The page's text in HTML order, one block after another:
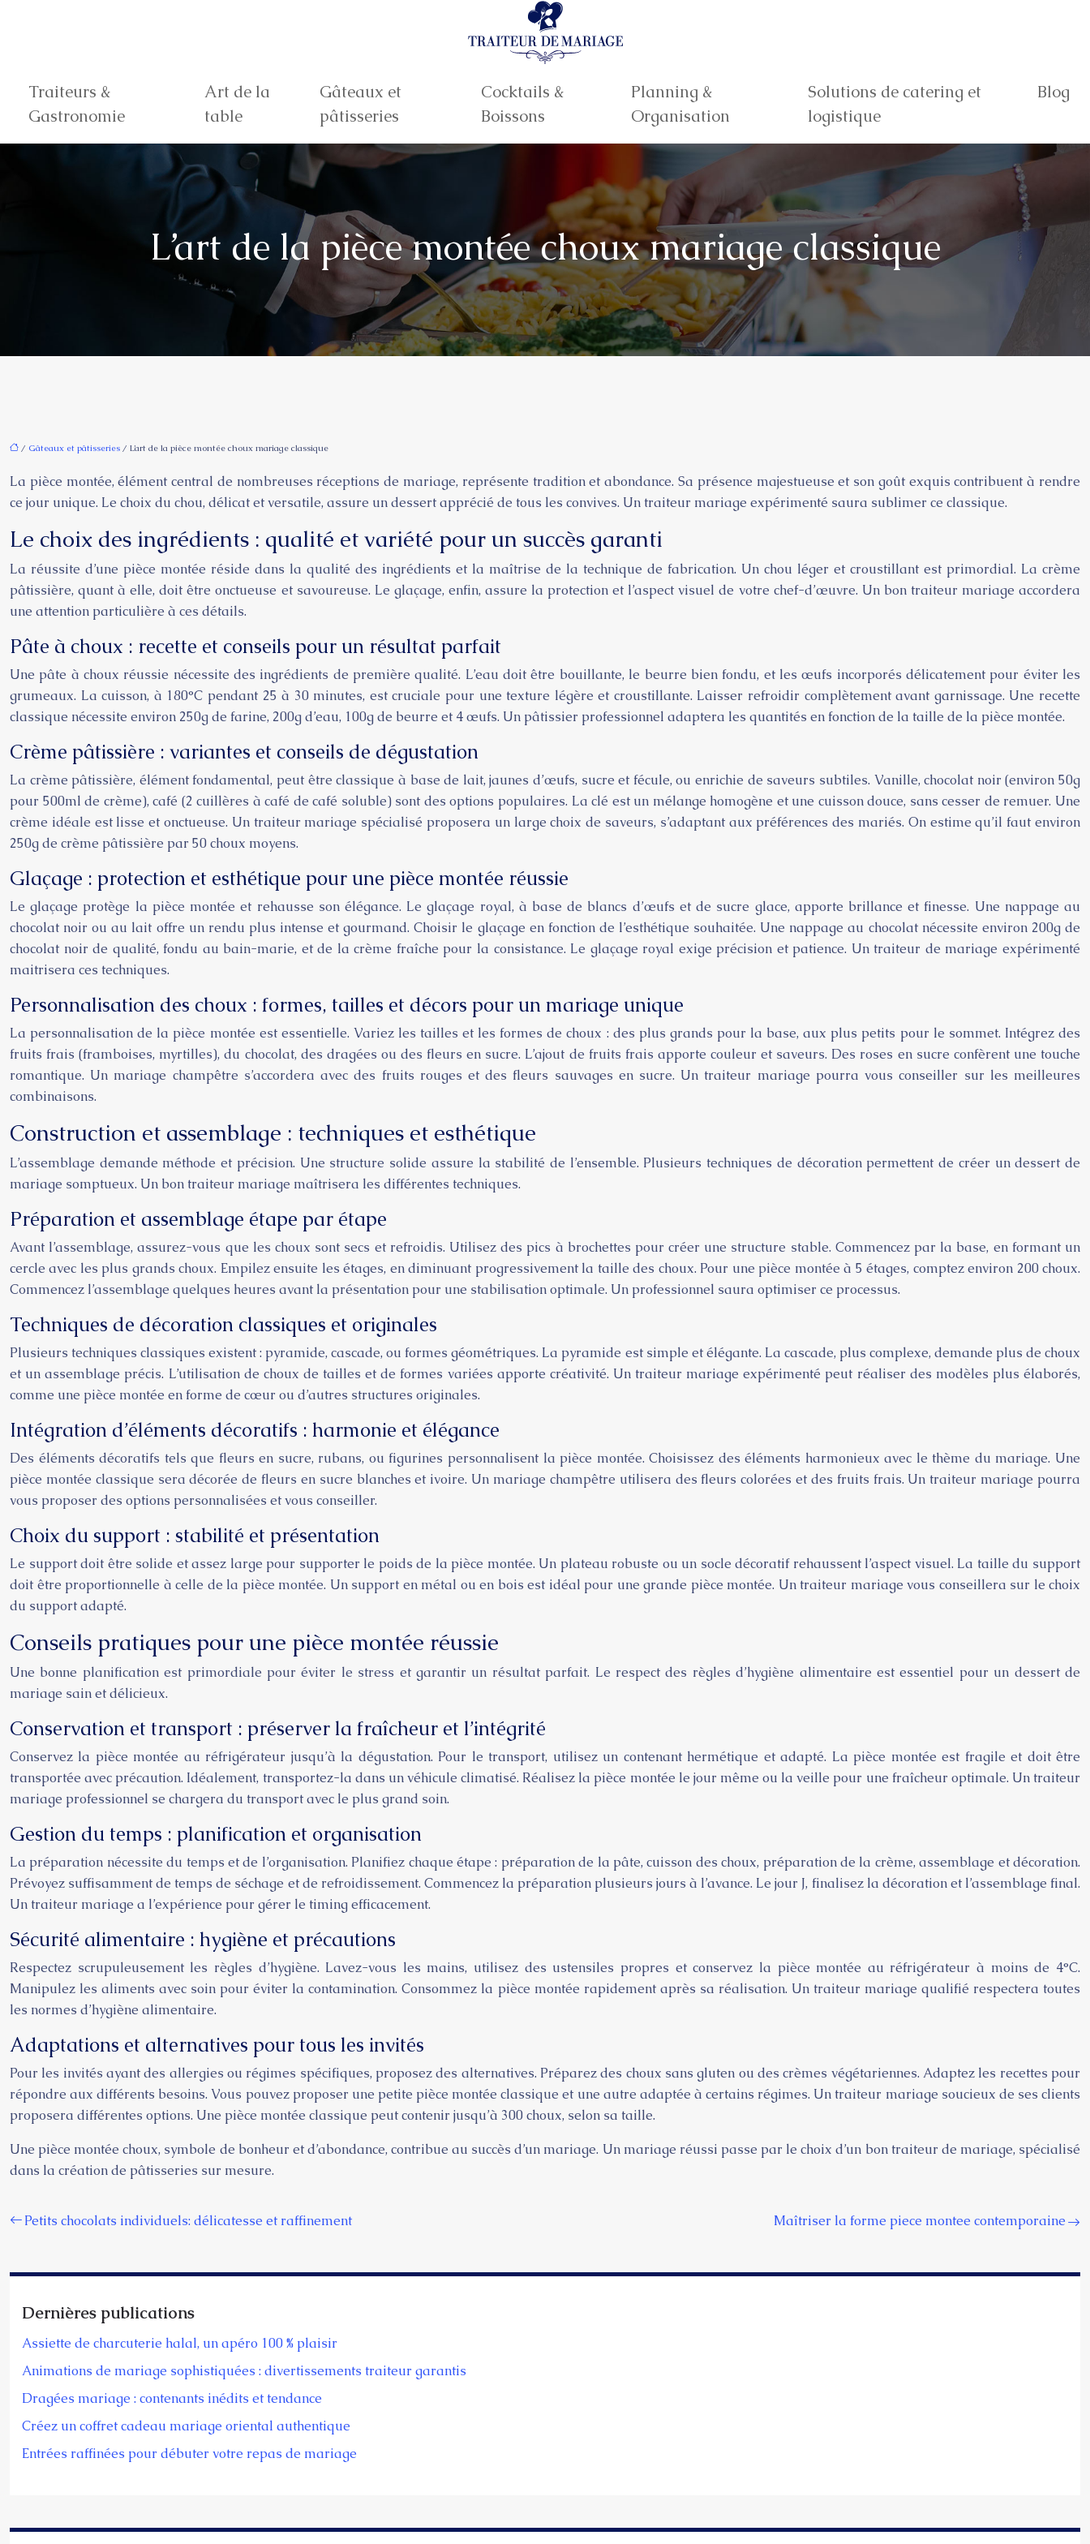
Traiteurs &
Gastronomie
Art de la
table
Gâteaux et
pâtisseries
Cocktails &
Boissons
Planning &
Organisation
Solutions de catering et
logistique
Blog
L’art de la pièce montée choux mariage classique
/ Gâteaux et pâtisseries / L’art de la pièce montée choux mariage classique
La pièce montée, élément central de nombreuses réceptions de mariage, représente tradition et abondance. Sa présence majestueuse et son goût exquis contribuent à rendre
ce jour unique. Le choix du chou, délicat et versatile, assure un dessert apprécié de tous les convives. Un traiteur mariage expérimenté saura sublimer ce classique.
Le choix des ingrédients : qualité et variété pour un succès garanti
La réussite d’une pièce montée réside dans la qualité des ingrédients et la maîtrise de la technique de fabrication. Un chou léger et croustillant est primordial. La crème
pâtissière, quant à elle, doit être onctueuse et savoureuse. Le glaçage, enfin, assure la protection et l’aspect visuel de votre chef-d’œuvre. Un bon traiteur mariage accordera
une attention particulière à ces détails.
Pâte à choux : recette et conseils pour un résultat parfait
Une pâte à choux réussie nécessite des ingrédients de première qualité. L’eau doit être bouillante, le beurre bien fondu, et les œufs incorporés délicatement pour éviter les
grumeaux. La cuisson, à 180°C pendant 25 à 30 minutes, est cruciale pour une texture légère et croustillante. Laisser refroidir complètement avant garnissage. Une recette
classique nécessite environ 250g de farine, 200g d’eau, 100g de beurre et 4 œufs. Un pâtissier professionnel adaptera les quantités en fonction de la taille de la pièce montée.
Crème pâtissière : variantes et conseils de dégustation
La crème pâtissière, élément fondamental, peut être classique à base de lait, jaunes d’œufs, sucre et fécule, ou enrichie de saveurs subtiles. Vanille, chocolat noir (environ 50g
pour 500ml de crème), café (2 cuillères à café de café soluble) sont des options populaires. La clé est un mélange homogène et une cuisson douce, sans cesser de remuer. Une
crème idéale est lisse et onctueuse. Un traiteur mariage spécialisé proposera un large choix de saveurs, s’adaptant aux préférences des mariés. On estime qu’il faut environ
250g de crème pâtissière par 50 choux moyens.
Glaçage : protection et esthétique pour une pièce montée réussie
Le glaçage protège la pièce montée et rehausse son élégance. Le glaçage royal, à base de blancs d’œufs et de sucre glace, apporte brillance et finesse. Une nappage au
chocolat noir ou au lait offre un rendu plus intense et gourmand. Choisir le glaçage en fonction de l’esthétique souhaitée. Une nappage au chocolat nécessite environ 200g de
chocolat noir de qualité, fondu au bain-marie, et de la crème fraîche pour la consistance. Le glaçage royal exige précision et patience. Un traiteur de mariage expérimenté
maitrisera ces techniques.
Personnalisation des choux : formes, tailles et décors pour un mariage unique
La personnalisation de la pièce montée est essentielle. Variez les tailles et les formes de choux : des plus grands pour la base, aux plus petits pour le sommet. Intégrez des
fruits frais (framboises, myrtilles), du chocolat, des dragées ou des fleurs en sucre. L’ajout de fruits frais apporte couleur et saveurs. Des roses en sucre confèrent une touche
romantique. Un mariage champêtre s’accordera avec des fruits rouges et des fleurs sauvages en sucre. Un traiteur mariage pourra vous conseiller sur les meilleures
combinaisons.
Construction et assemblage : techniques et esthétique
L’assemblage demande méthode et précision. Une structure solide assure la stabilité de l’ensemble. Plusieurs techniques de décoration permettent de créer un dessert de
mariage somptueux. Un bon traiteur mariage maîtrisera les différentes techniques.
Préparation et assemblage étape par étape
Avant l’assemblage, assurez-vous que les choux sont secs et refroidis. Utilisez des pics à brochettes pour créer une structure stable. Commencez par la base, en formant un
cercle avec les plus grands choux. Empilez ensuite les étages, en diminuant progressivement la taille des choux. Pour une pièce montée à 5 étages, comptez environ 200 choux.
Commencez l’assemblage quelques heures avant la présentation pour une stabilisation optimale. Un professionnel saura optimiser ce processus.
Techniques de décoration classiques et originales
Plusieurs techniques classiques existent : pyramide, cascade, ou formes géométriques. La pyramide est simple et élégante. La cascade, plus complexe, demande plus de choux
et un assemblage précis. L’utilisation de choux de tailles et de formes variées apporte créativité. Un traiteur mariage expérimenté peut réaliser des modèles plus élaborés,
comme une pièce montée en forme de cœur ou d’autres structures originales.
Intégration d’éléments décoratifs : harmonie et élégance
Des éléments décoratifs tels que fleurs en sucre, rubans, ou figurines personnalisent la pièce montée. Choisissez des éléments harmonieux avec le thème du mariage. Une
pièce montée classique sera décorée de fleurs en sucre blanches et ivoire. Un mariage champêtre utilisera des fleurs colorées et des fruits frais. Un traiteur mariage pourra
vous proposer des options personnalisées et vous conseiller.
Choix du support : stabilité et présentation
Le support doit être solide et assez large pour supporter le poids de la pièce montée. Un plateau robuste ou un socle décoratif rehaussent l’aspect visuel. La taille du support
doit être proportionnelle à celle de la pièce montée. Un support en métal ou en bois est idéal pour une grande pièce montée. Un traiteur mariage vous conseillera sur le choix
du support adapté.
Conseils pratiques pour une pièce montée réussie
Une bonne planification est primordiale pour éviter le stress et garantir un résultat parfait. Le respect des règles d’hygiène alimentaire est essentiel pour un dessert de
mariage sain et délicieux.
Conservation et transport : préserver la fraîcheur et l’intégrité
Conservez la pièce montée au réfrigérateur jusqu’à la dégustation. Pour le transport, utilisez un contenant hermétique et adapté. La pièce montée est fragile et doit être
transportée avec précaution. Idéalement, transportez-la dans un véhicule climatisé. Réalisez la pièce montée le jour même ou la veille pour une fraîcheur optimale. Un traiteur
mariage professionnel se chargera du transport avec le plus grand soin.
Gestion du temps : planification et organisation
La préparation nécessite du temps et de l’organisation. Planifiez chaque étape : préparation de la pâte, cuisson des choux, préparation de la crème, assemblage et décoration.
Prévoyez suffisamment de temps de séchage et de refroidissement. Commencez la préparation plusieurs jours à l’avance. Le jour J, finalisez la décoration et l’assemblage final.
Un traiteur mariage a l’expérience pour gérer le timing efficacement.
Sécurité alimentaire : hygiène et précautions
Respectez scrupuleusement les règles d’hygiène. Lavez-vous les mains, utilisez des ustensiles propres et conservez la pièce montée au réfrigérateur à moins de 4°C.
Manipulez les aliments avec soin pour éviter la contamination. Consommez la pièce montée rapidement après sa réalisation. Un traiteur mariage qualifié respectera toutes
les normes d’hygiène alimentaire.
Adaptations et alternatives pour tous les invités
Pour les invités ayant des allergies ou régimes spécifiques, proposez des alternatives. Préparez des choux sans gluten ou des crèmes végétariennes. Adaptez les recettes pour
répondre aux différents besoins. Vous pouvez proposer une petite pièce montée classique et une autre adaptée à certains régimes. Un traiteur mariage soucieux de ses clients
proposera différentes options. Une pièce montée classique peut contenir jusqu’à 300 choux, selon sa taille.
Une pièce montée choux, symbole de bonheur et d’abondance, contribue au succès d’un mariage. Un mariage réussi passe par le choix d’un bon traiteur de mariage, spécialisé
dans la création de pâtisseries sur mesure.
Petits chocolats individuels: délicatesse et raffinement Maîtriser la forme piece montee contemporaine
Dernières publications
Assiette de charcuterie halal, un apéro 100 % plaisir
Animations de mariage sophistiquées : divertissements traiteur garantis
Dragées mariage : contenants inédits et tendance
Créez un coffret cadeau mariage oriental authentique
Entrées raffinées pour débuter votre repas de mariage